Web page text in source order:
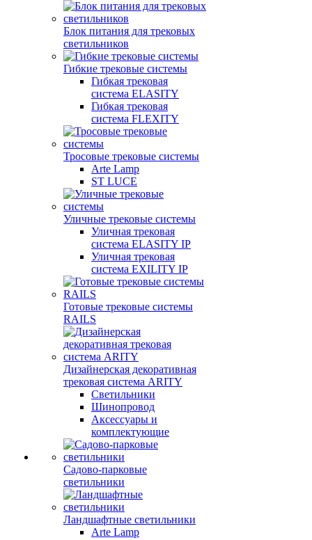
Блок питания для трековых
светильников
Гибкие трековые системы
Гибкая трековая
система ELASITY
Гибкая трековая
система FLEXITY
Тросовые трековые системы
Arte Lamp
ST LUCE
Уличные трековые системы
Уличная трековая
система ELASITY IP
Уличная трековая
система EXILITY IP
Готовые трековые системы
RAILS
Дизайнерская декоративная
трековая система ARITY
Светильники
Шинопровод
Аксессуары и
комплектующие
Садово-парковые
светильники
Ландшафтные светильники
Arte Lamp